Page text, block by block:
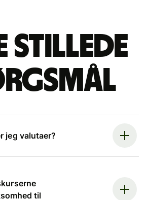
stillede
jeg valutaer?
til